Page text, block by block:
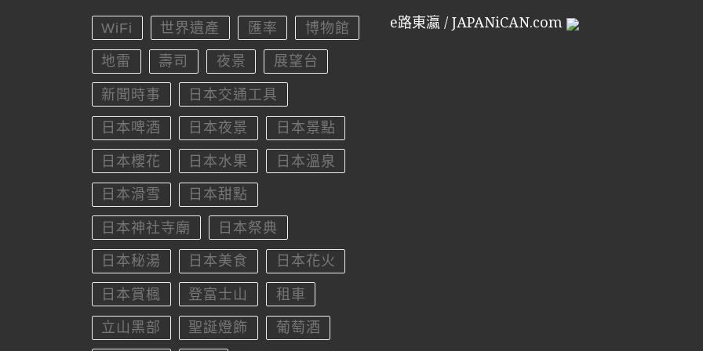
WiFi 世界遺產 匯率 博物館
地雷 壽司 夜景 展望台
新聞時事 日本交通工具
日本啤酒 日本夜景 日本景點
日本櫻花 日本水果 日本溫泉
日本滑雪 日本甜點
日本神社寺廟 日本祭典
日本秘湯 日本美食 日本花火
日本賞楓 登富士山 租車
立山黑部 聖誕燈飾 葡萄酒
e路東瀛 / JAPANiCAN.com